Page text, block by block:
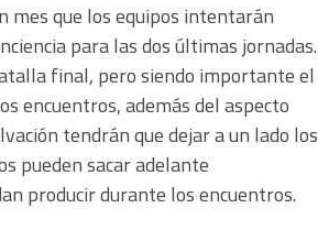
mes que los equipos intentarán
para las dos últimas jornadas.
final, pero siendo importante el
encuentros, además del aspecto
tendrán que dejar a un lado los
pueden sacar adelante
producir durante los encuentros.